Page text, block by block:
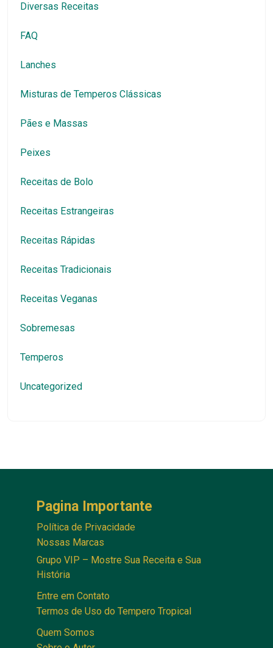
Diversas Receitas
FAQ
Lanches
Misturas de Temperos Clássicas
Pães e Massas
Peixes
Receitas de Bolo
Receitas Estrangeiras
Receitas Rápidas
Receitas Tradicionais
Receitas Veganas
Sobremesas
Temperos
Uncategorized
Pagina Importante
Política de Privacidade
Nossas Marcas
Grupo VIP – Mostre Sua Receita e Sua
História
Entre em Contato
Termos de Uso do Tempero Tropical
Quem Somos